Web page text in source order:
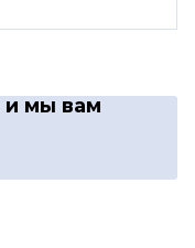
и мы вам